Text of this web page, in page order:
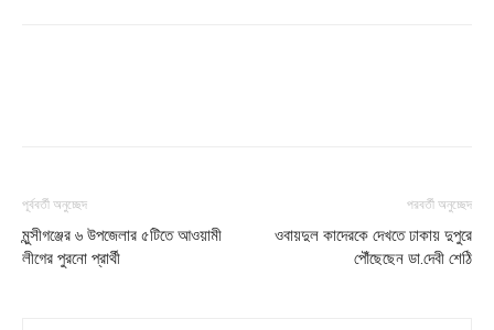
পূর্ববর্তী অনুচ্ছেদ
মুন্সীগঞ্জের ৬ উপজেলার ৫টিতে আওয়ামী
লীগের পুরনো প্রার্থী
পরবর্তী অনুচ্ছেদ
ওবায়দুল কাদেরকে দেখতে ঢাকায় দুপুরে
পৌঁছেছেন ডা.দেবী শেঠি